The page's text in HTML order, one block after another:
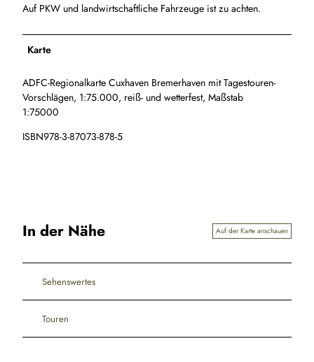
Auf PKW und landwirtschaftliche Fahrzeuge ist zu achten.
Karte
ADFC-Regionalkarte Cuxhaven Bremerhaven mit Tagestouren-
Vorschlägen, 1:75.000, reiß- und wetterfest, Maßstab
1:75000
ISBN978-3-87073-878-5
In der Nähe Auf der Karte anschauen
Sehenswertes
Touren